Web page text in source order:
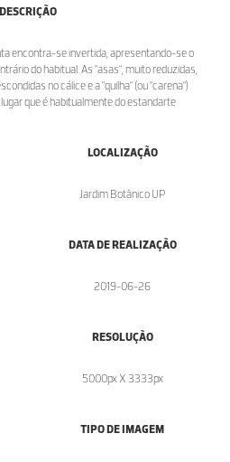
DESCRIÇÃO
encontra-se invertida, apresentando-se o
do habitual. As "asas", muito reduzidas,
no cálice e a "quilha" (ou "carena")
que é habitualmente do estandarte
LOCALIZAÇÃO
Jardim Botânico UP
DATA DE REALIZAÇÃO
2019-06-26
RESOLUÇÃO
5000px X 3333px
TIPO DE IMAGEM